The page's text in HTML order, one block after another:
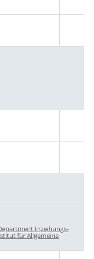
Erziehungs-
für Allgemeine